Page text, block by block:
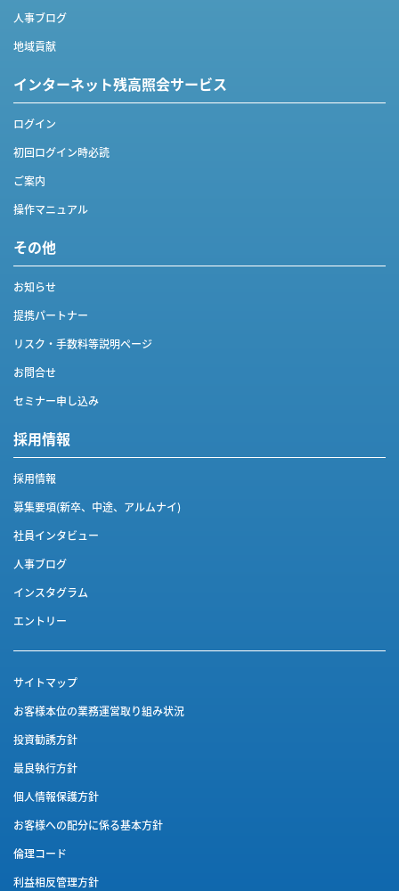
人事ブログ
地域貢献
インターネット残高照会サービス
ログイン
初回ログイン時必読
ご案内
操作マニュアル
その他
お知らせ
提携パートナー
リスク・手数料等説明ページ
お問合せ
セミナー申し込み
採用情報
採用情報
募集要項(新卒、中途、アルムナイ)
社員インタビュー
人事ブログ
インスタグラム
エントリー
サイトマップ
お客様本位の業務運営取り組み状況
投資勧誘方針
最良執行方針
個人情報保護方針
お客様への配分に係る基本方針
倫理コード
利益相反管理方針